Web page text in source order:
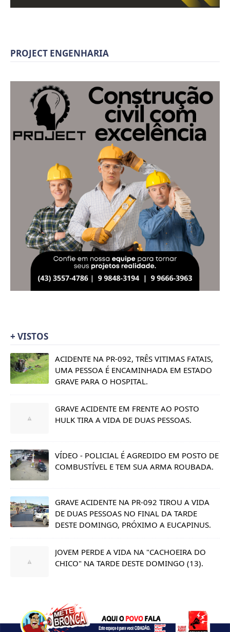
PROJECT ENGENHARIA
+ VISTOS
ACIDENTE NA PR-092, TRÊS VITIMAS FATAIS,
UMA PESSOA É ENCAMINHADA EM ESTADO
GRAVE PARA O HOSPITAL.
GRAVE ACIDENTE EM FRENTE AO POSTO
HULK TIRA A VIDA DE DUAS PESSOAS.
VÍDEO - POLICIAL É AGREDIDO EM POSTO DE
COMBUSTÍVEL E TEM SUA ARMA ROUBADA.
GRAVE ACIDENTE NA PR-092 TIROU A VIDA
DE DUAS PESSOAS NO FINAL DA TARDE
DESTE DOMINGO, PRÓXIMO A EUCAPINUS.
JOVEM PERDE A VIDA NA "CACHOEIRA DO
CHICO" NA TARDE DESTE DOMINGO (13).